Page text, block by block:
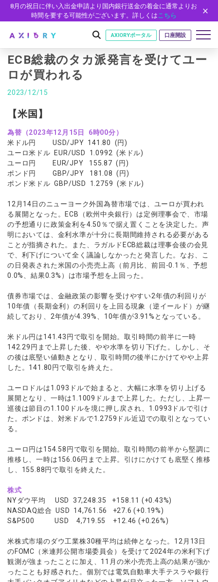
8月の祝日に伴い入出金申請より国内銀行送金の着金に通常よりお
時間を要する可能性がございます。詳しくはこちら
はじめに
ライセンス
安全性
取引
取引商品
FX（通貨ペア）
現物株式
ETF
株式CFD
株価指数CFD
エネルギーCFD
貴金属CFD
ソフトコモディティCFD
NEW
バトルCFD
取引条件
スプレッド・手数料
ゼロカットとロスカット
スワップとロールオーバー
入出金方法
レバレッジ
NEW
約定率
取引時間
取引計算シミュレーター
注文執行ポリシー
経済指標・予測カレンダー
口座
口座の種類
口座タイプ
法人のお客様
デモ口座
ウォレット口座
NEW
口座開設
口座開設フォーム
必要書類
プラットフォーム
プラットフォーム
MT5
cTrader
AXIORYアプリ
AXIORYポータル
ツール
MT4/MT5 ヒストリカルデータ
カスタムインジケーター
日本時間表示インジケータ
ストライク インジケータ
MQLシグナル
NEW
通貨インデックス
パートナー
パートナーシップ・プログラム
イントロデュース・パートナープログラム（IP）
特別・VIPプログラム
NEW
ニュース
ニュースリリース
お知らせ
マーケットニュース
コーポレートニュース
キャンペーン
トレードガイド
NEW
会社概要
企業情報
会社概要
役員紹介
お問合せ
日本語
عربى
English
Español
ไทย
口座開設する
法人のお客様はこちら
AXIORYポータル 口座開設
ECB総裁のタカ派発言を受けてユー
ロが買われる
2023/12/15
【米国】
為替（2023年12月15日 6時00分）
米ドル円 USD/JPY 141.80 (円)
ユーロ米ドル EUR/USD 1.0992 (米ドル)
ユーロ円 EUR/JPY 155.87 (円)
ポンド円 GBP/JPY 181.08 (円)
ポンド米ドル GBP/USD 1.2759 (米ドル)
12月14日のニューヨーク外国為替市場では、ユーロが買われ
る展開となった。ECB（欧州中央銀行）は定例理事会で、市場
の予想通りに政策金利を4.50％で据え置くことを決定した。声
明においては、金利水準が十分に長期間維持される必要がある
ことが指摘された。また、ラガルドECB総裁は理事会後の会見
で、利下げについて全く議論しなかったと発言した。なお、こ
の日発表された米国の小売売上高（前月比、前回-0.1％、予想
0.0%、結果0.3%）は市場予想を上回った。
債券市場では、金融政策の影響を受けやすい2年債の利回りが
10年債（長期金利）の利回りを上回る現象（逆イールド）が継
続しており、2年債が4.39%、10年債が3.91%となっている。
米ドル円は141.43円で取引を開始。取引時間の前半に一時
142.29円まで上昇した後、やや水準を切り下げた。しかし、そ
の後は底堅い値動きとなり、取引時間の後半にかけてやや上昇
した。141.80円で取引を終えた。
ユーロドルは1.093ドルで始まると、大幅に水準を切り上げる
展開となり、一時は1.1009ドルまで上昇した。ただし、上昇一
巡後は節目の1.100ドルを境に押し戻され、1.0993ドルで引け
た。ポンドは、対米ドルで1.2759ドル近辺での取引となってい
る。
ユーロ円は154.58円で取引を開始。取引時間の前半から堅調に
推移し、一時は156.06円まで上昇。引けにかけても底堅く推移
し、155.88円で取引を終えた。
株式
NYダウ平均 USD 37,248.35 +158.11 (+0.43%)
NASDAQ総合 USD 14,761.56 +27.6 (+0.19%)
S&P500 USD 4,719.55 +12.46 (+0.26%)
米株式市場のダウ工業株30種平均は続伸となった。12月13日
のFOMC（米連邦公開市場委員会）を受けて2024年の米利下げ
観測が強まったことに加え、11月の米小売売上高の結果が強か
ったことも好感された。個別では電気自動車大手テスラや銀行